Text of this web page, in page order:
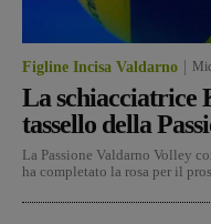
Figline Incisa Valdarno
La schiacciatrice
tassello della
La Passione Valdarno Volley
ha completato la rosa per il